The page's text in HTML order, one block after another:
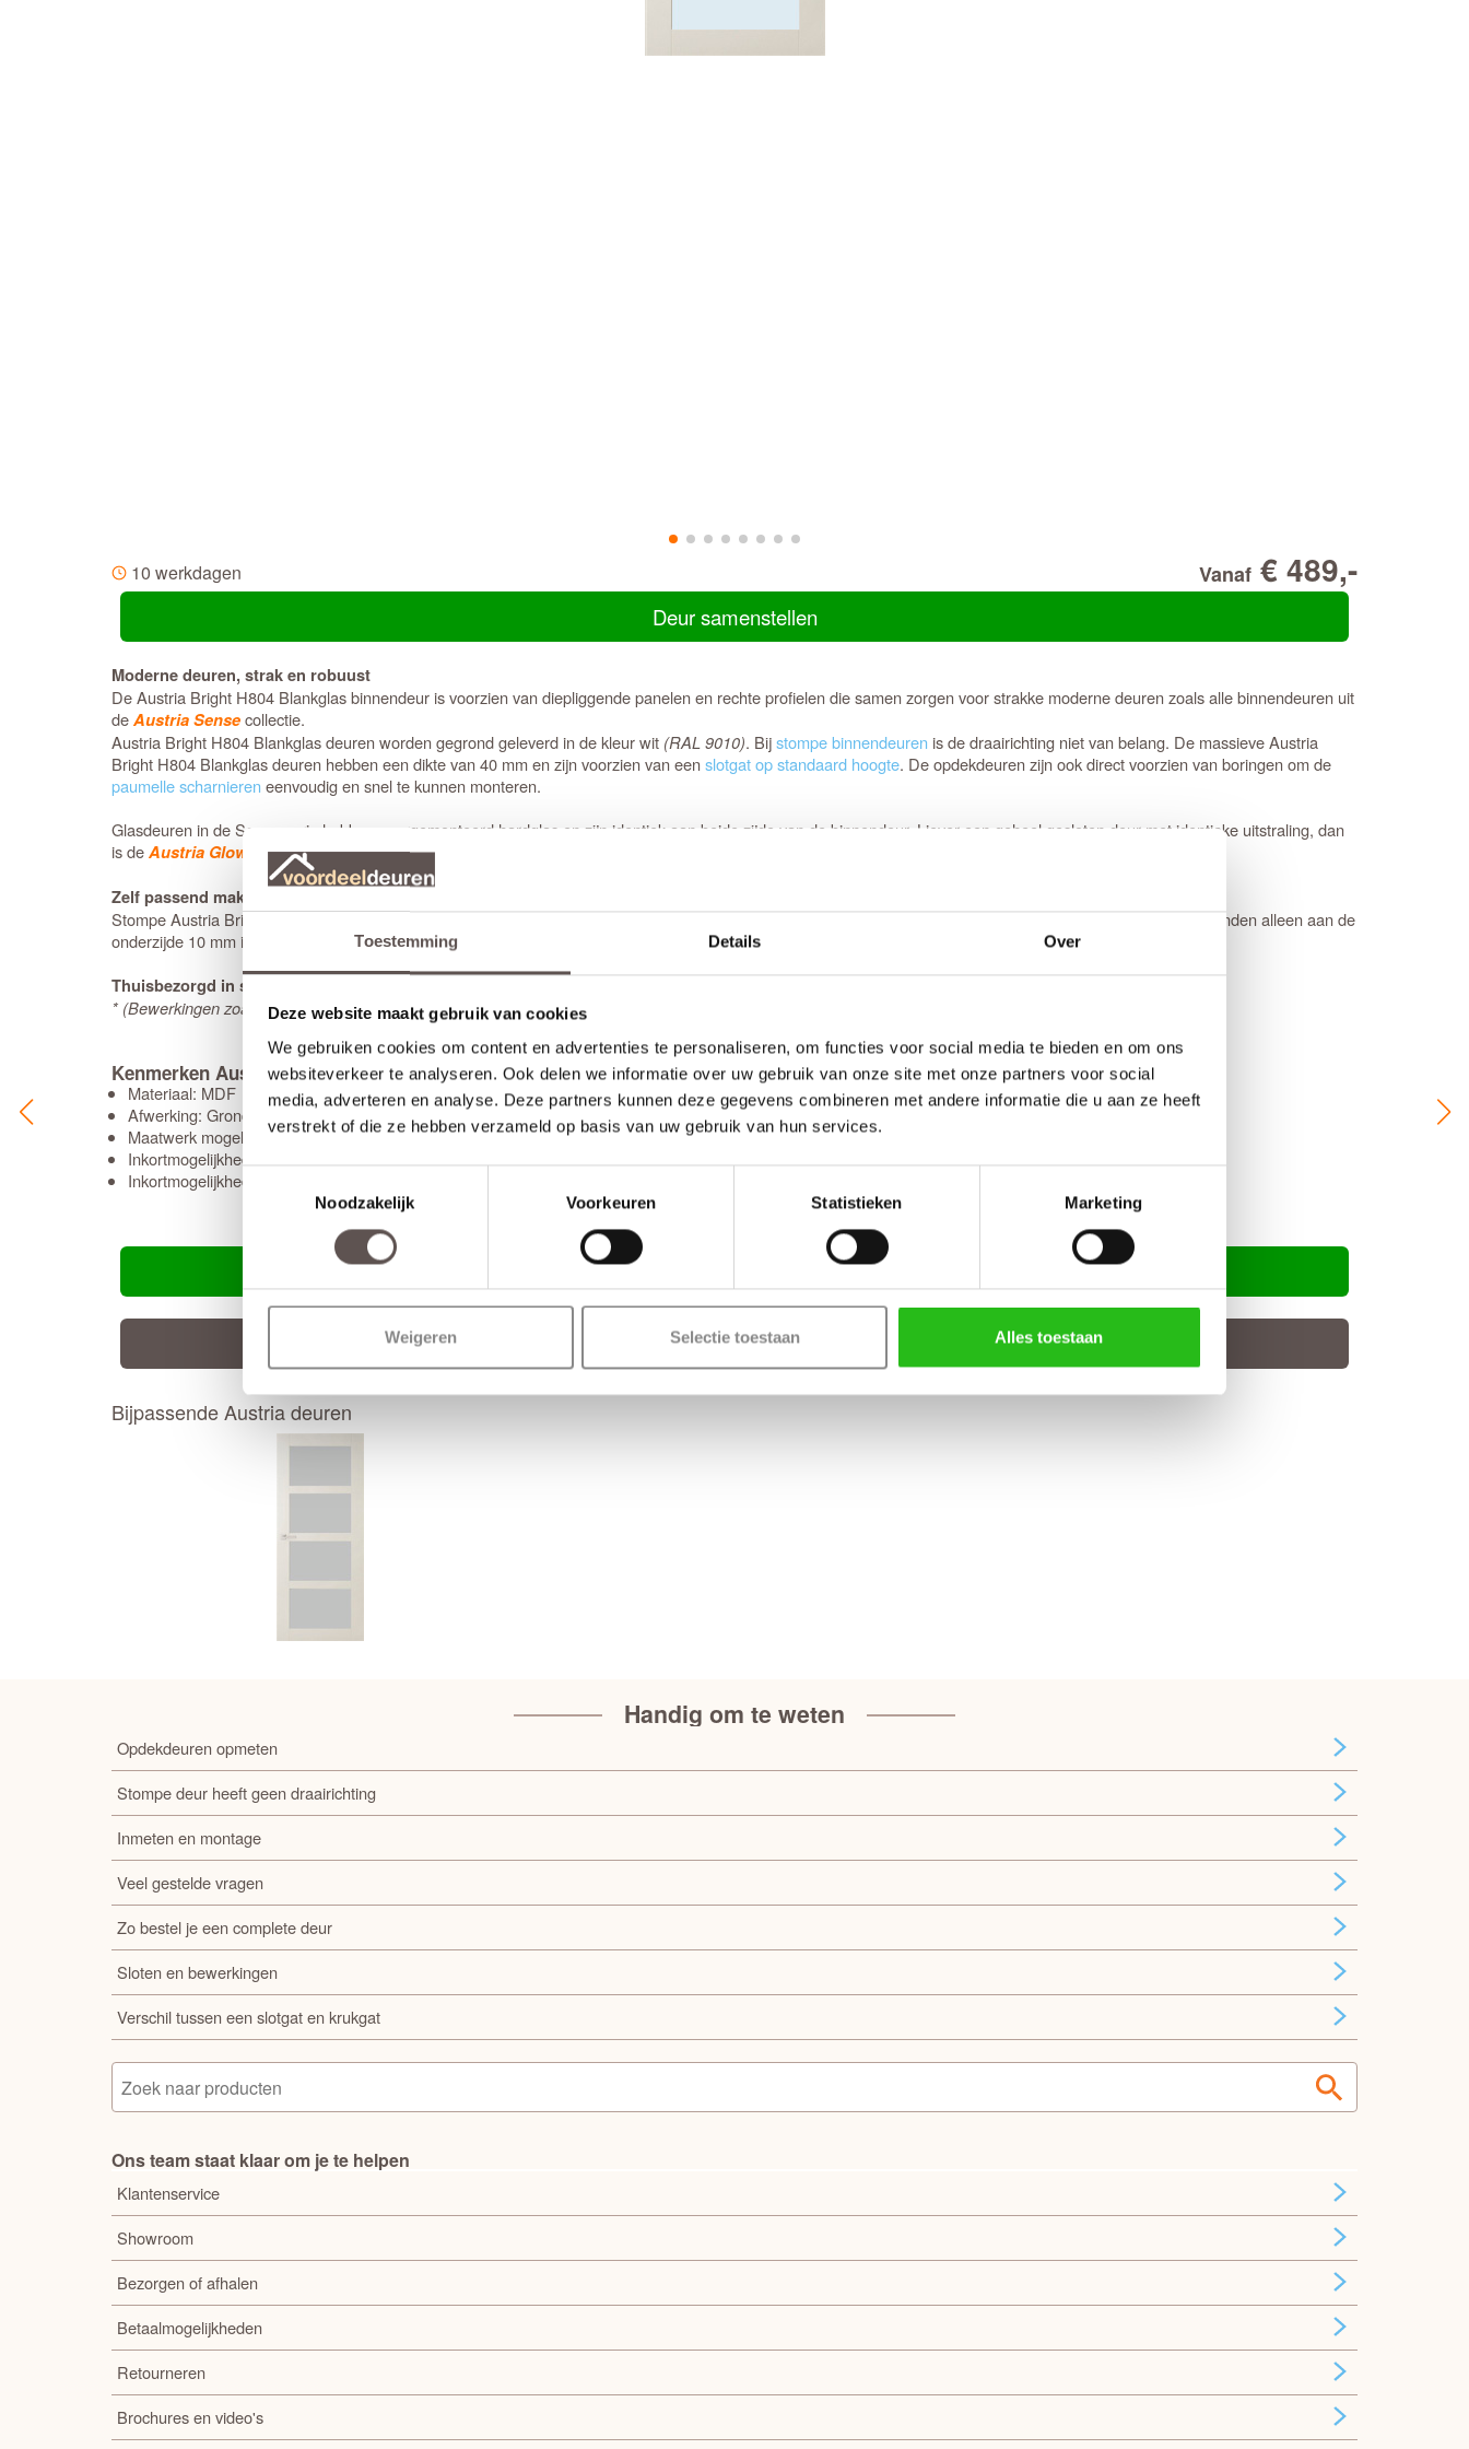
Toestemming Details Over
Deze website maakt gebruik van cookies
We gebruiken cookies om content en advertenties te personaliseren, om functies voor social media te bieden en om ons
websiteverkeer te analyseren. Ook delen we informatie over uw gebruik van onze site met onze partners voor social
media, adverteren en analyse. Deze partners kunnen deze gegevens combineren met andere informatie die u aan ze heeft
verstrekt of die ze hebben verzameld op basis van uw gebruik van hun services.
Toestemmingsselectie
Noodzakelijk
Voorkeuren Statistieken Marketing
Weigeren Selectie toestaan Alles toestaan
10 werkdagen Vanaf € 489,-
Deur samenstellen
Moderne deuren, strak en robuust
De Austria Bright H804 Blankglas binnendeur is voorzien van diepliggende panelen en rechte profielen die samen zorgen voor strakke moderne deuren zoals alle binnendeuren uit
deAustria Sensecollectie.
Austria Bright H804 Blankglas deuren worden gegrond geleverd in de kleur wit (RAL 9010). Bijstompe binnendeuren is de draairichting niet van belang. De massieve Austria
Bright H804 Blankglas deuren hebben een dikte van 40 mm en zijn voorzien van eenslotgat op standaard hoogte. De opdekdeuren zijn ook direct voorzien van boringen om de
paumelle scharnieren eenvoudig en snel te kunnen monteren.
Glasdeuren in de Sense serie hebben voorgemonteerd hardglas en zijn identiek aan beide zijde van de binnendeur. Liever een geheel gesloten deur met identieke uitstraling, dan
is deAustria Glow
de juiste keuze.
Zelf passend maken of op maat bestellen
Stompe Austria Bright H804 Blankglas deuren zijn aan beide deurstijlen, de bovendorpel en onderdorpel 10 mm in te korten. Eenopdekdeuris door de opdekranden alleen aan de
onderzijde 10 mm in te korten. De garantie van 12 jaar blijft van kracht binnen deze aangegeven marges.
Thuisbezorgd in slechts 10 werkdagen
* (Bewerkingen zoals een extra tochtvaldorpel verlengt de levertijd met 3 werkdagen)
Kenmerken Austria Bright H804 Blankglas
Materiaal: MDF
Afwerking: Grondverf RAL9010
Maatwerk mogelijk: Ja, 26 werkdagen levertijd
Inkortmogelijkheden opdek: Onderzijde 10 mm
Inkortmogelijkheden stomp: Onderzijde 10 mm, zijstijlen en bovendorpel 10 mm
Terug
Bijpassende Austria deuren
Handig om te weten
Opdekdeuren opmeten
Stompe deur heeft geen draairichting
Inmeten en montage
Veel gestelde vragen
Zo bestel je een complete deur
Sloten en bewerkingen
Verschil tussen een slotgat en krukgat
Ons team staat klaar om je te helpen
Klantenservice
Showroom
Bezorgen of afhalen
Betaalmogelijkheden
Retourneren
Brochures en video's